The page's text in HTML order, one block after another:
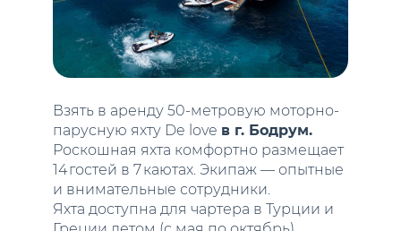
Взять в аренду 50-метровую моторно-
парусную яхту De love в г. Бодрум.
Роскошная яхта комфортно размещает
14 гостей в 7 каютах. Экипаж — опытные
и внимательные сотрудники.
Яхта доступна для чартера в Турции и